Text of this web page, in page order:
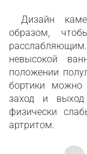
Дизайн
образом,
невысокой
положении
бортики можно
заход и
физически
артритом.